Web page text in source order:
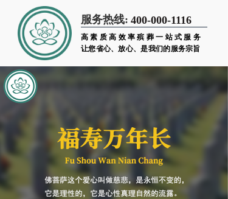
服务热线: 400-000-1116
高素质高效率殡葬一站式服务
让您省心、放心、是我们的服务宗旨